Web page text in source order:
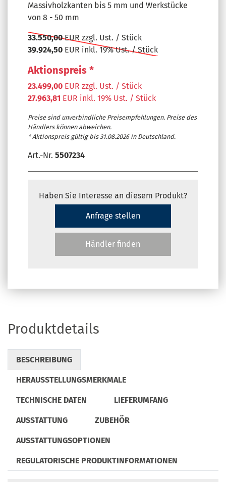
Massivholzkanten bis 5 mm und Werkstücke
von 8 - 50 mm
33.550,00EUR zzgl. Ust. / Stück
39.924,50 EUR inkl. 19% Ust. / Stück
Aktionspreis *
23.499,00 EUR zzgl. Ust. / Stück
27.963,81 EUR inkl. 19% Ust. / Stück
Preise sind unverbindliche Preisempfehlungen. Preise des
Händlers können abweichen.
* Aktionspreis gültig bis 31.08.2026 in Deutschland.
Art.-Nr. 5507234
Haben Sie Interesse an diesem Produkt?
Anfrage stellen
Händler finden
Produktdetails
BESCHREIBUNG
HERAUSSTELLUNGSMERKMALE
TECHNISCHE DATEN LIEFERUMFANG
AUSSTATTUNG ZUBEHÖR
AUSSTATTUNGSOPTIONEN
REGULATORISCHE PRODUKTINFORMATIONEN